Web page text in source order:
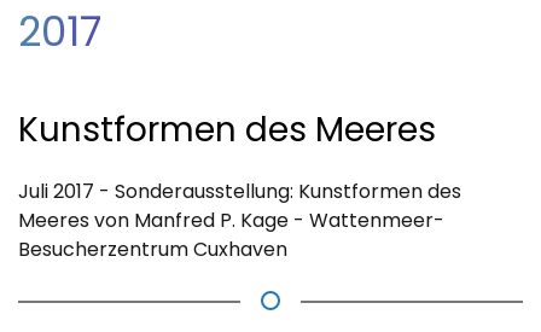
2017
Kunstformen des Meeres
Juli 2017 - Sonderausstellung: Kunstformen des
Meeres von Manfred P. Kage - Wattenmeer-
Besucherzentrum Cuxhaven